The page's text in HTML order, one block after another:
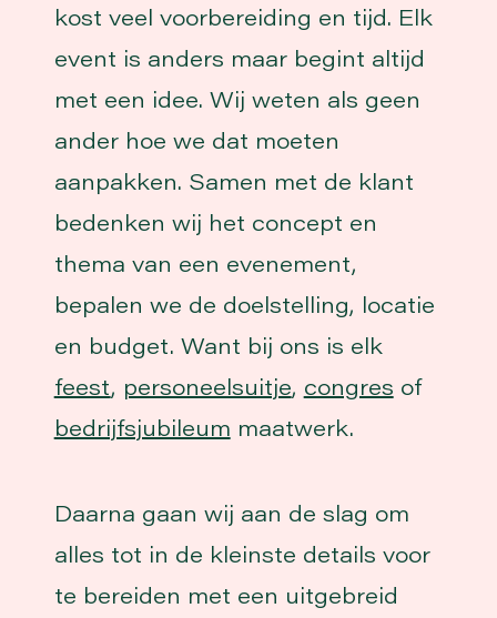
kost veel voorbereiding en tijd. Elk
event is anders maar begint altijd
met een idee. Wij weten als geen
ander hoe we dat moeten
aanpakken. Samen met de klant
bedenken wij het concept en
thema van een evenement,
bepalen we de doelstelling, locatie
en budget. Want bij ons is elk
feest, personeelsuitje, congres of
bedrijfsjubileum maatwerk.
Daarna gaan wij aan de slag om
alles tot in de kleinste details voor
te bereiden met een uitgebreid